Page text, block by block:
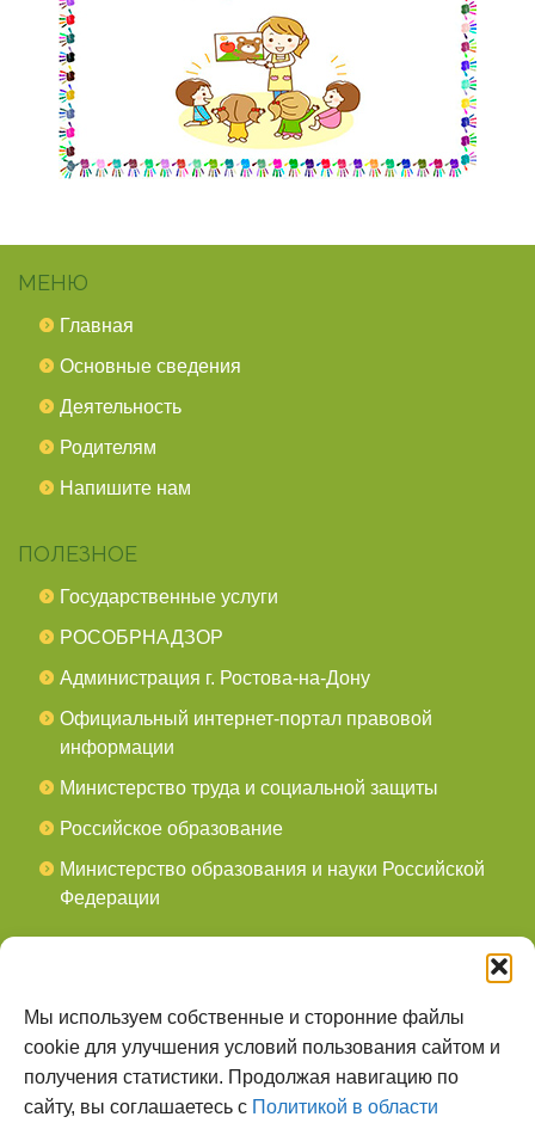
Мы используем собственные и сторонние файлы
cookie для улучшения условий пользования сайтом и
получения статистики. Продолжая навигацию по
сайту, вы соглашаетесь с Политикой в области
МЕНЮ
Главная
Основные сведения
Деятельность
Родителям
Напишите нам
ПОЛЕЗНОЕ
Государственные услуги
РОСОБРНАДЗОР
Администрация г. Ростова-на-Дону
Официальный интернет-портал правовой
информации
Министерство труда и социальной защиты
Российское образование
Министерство образования и науки Российской
Федерации
мы в Контакте
О НАС